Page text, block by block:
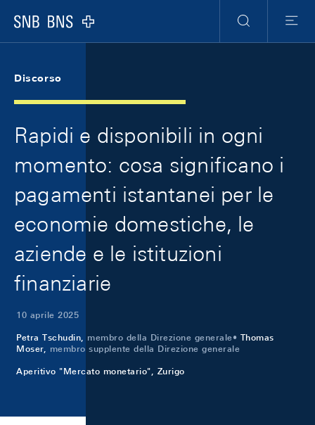
Logo
Ricerca
Menu
Discorso
Rapidi e disponibili in ogni
momento: cosa significano i
pagamenti istantanei per le
economie domestiche, le
aziende e le istituzioni
finanziarie
10 aprile 2025
Petra Tschudin, membro della Direzione generale
Thomas
Moser, membro supplente della Direzione generale
Aperitivo "Mercato monetario", Zurigo